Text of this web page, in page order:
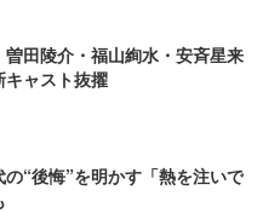
田陵介・福山絢水・安斉星来
キャスト抜擢
“後悔”を明かす「熱を注いで